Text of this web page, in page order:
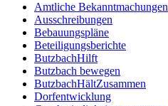
Amtliche Bekanntmachungen
Ausschreibungen
Bebauungspläne
Beteiligungsberichte
ButzbachHilft
Butzbach bewegen
ButzbachHältZusammen
Dorfentwicklung